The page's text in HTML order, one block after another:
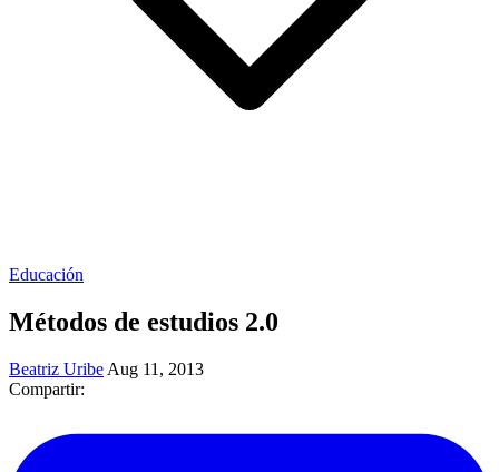
Educación
Métodos de estudios 2.0
Beatriz Uribe Aug 11, 2013
Compartir: